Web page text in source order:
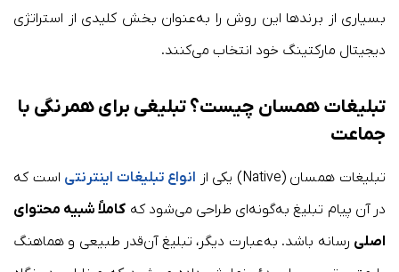
بسیاری از برندها این روش را به‌عنوان بخش کلیدی از استراتژی
دیجیتال مارکتینگ خود انتخاب می‌کنند.
تبلیغات همسان چیست؟ تبلیغی برای همرنگی با
جماعت
تبلیغات همسان (Native) یکی از انواع تبلیغات اینترنتی است که
در آن پیام تبلیغ به‌گونه‌ای طراحی می‌شود که کاملاً شبیه محتوای
اصلی رسانه باشد. به‌عبارت دیگر، تبلیغ آن‌قدر طبیعی و هماهنگ